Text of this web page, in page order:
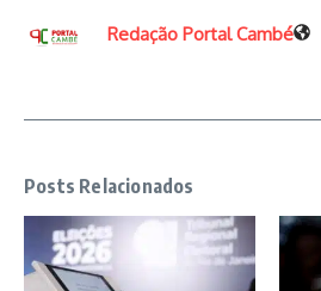
Redação Portal Cambé
Posts Relacionados